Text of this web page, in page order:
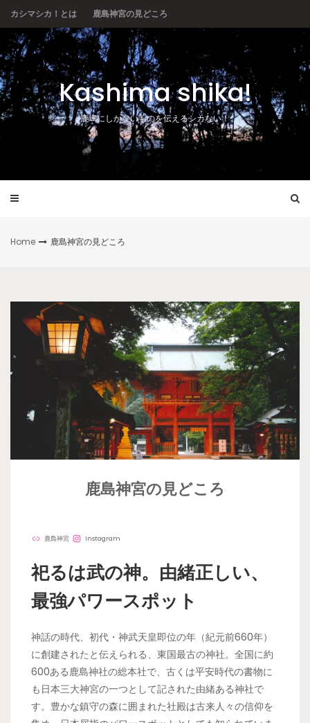
content
カシマシカ！とは 鹿島神宮の見どころ
Kashima shika!
鹿嶋にしかないものを伝えるシカない！
Home 鹿島神宮の見どころ
鹿島神宮の見どころ
鹿島神宮 Instagram
祀るは武の神。由緒正しい、
最強パワースポット
神話の時代、初代・神武天皇即位の年（紀元前660年）
に創建されたと伝えられる、東国最古の神社。全国に約
600ある鹿島神社の総本社で、古くは平安時代の書物に
も日本三大神宮の一つとして記された由緒ある神社で
す。豊かな鎮守の森に囲まれた社殿は古来人々の信仰を